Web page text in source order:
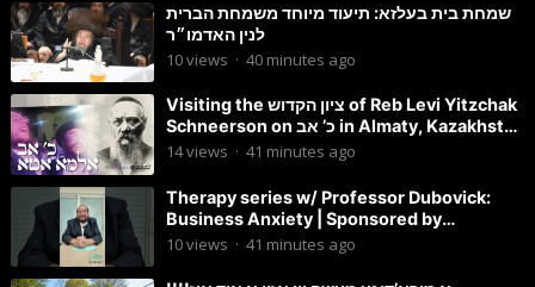
שמחת בית בעלזא: תיעוד מיוחד משמחת הברית
לנין האדמו״ר
10views · 40 minutes ago
Visiting the ציון הקדוש of Reb Levi Yitzchak
Schneerson on כ’ אב in Almaty, Kazakhstan
| Yiddish
14views · 41 minutes ago
Therapy series w/ Professor Dubovick:
Business Anxiety | Sponsored by
Globekeeper.co – Status Island
10views · 41 minutes ago